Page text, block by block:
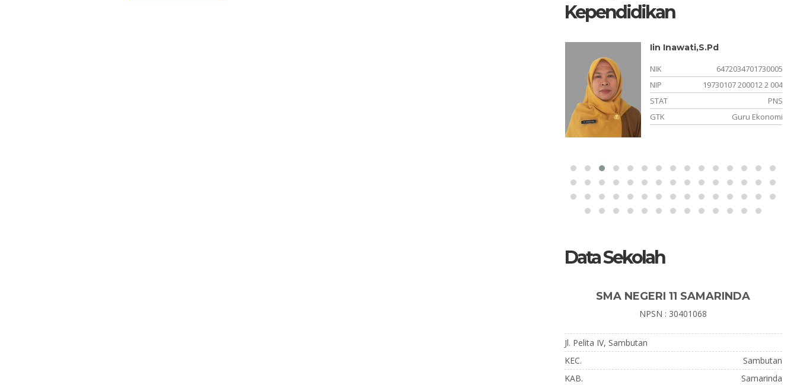
Kependidikan
Iin Inawati,S.Pd
NIK
6472034701730005
NIP
19730107 200012 2 004
STAT
PNS
GTK
Guru Ekonomi
Data Sekolah
SMA NEGERI 11 SAMARINDA
NPSN : 30401068
Jl. Pelita IV, Sambutan
KEC.
Sambutan
KAB.
Samarinda